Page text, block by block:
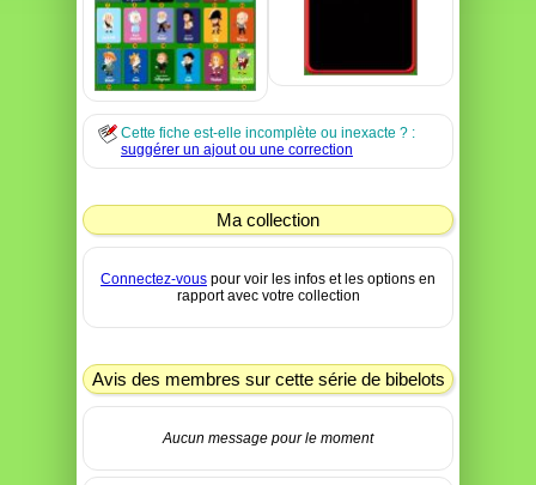
Cette fiche est-elle incomplète ou inexacte ? :
suggérer un ajout ou une correction
Ma collection
Connectez-vous pour voir les infos et les options en
rapport avec votre collection
Avis des membres sur cette série de bibelots
Aucun message pour le moment